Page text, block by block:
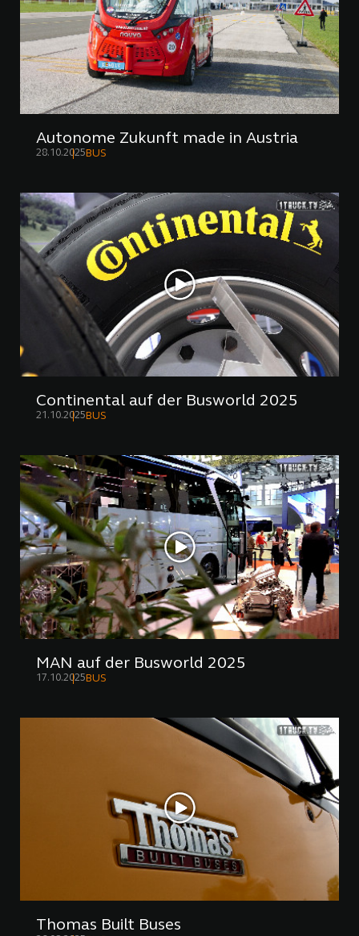
Autonome Zukunft made in Austria
28.10.2025 BUS
Continental auf der Busworld 2025
21.10.2025 BUS
MAN auf der Busworld 2025
17.10.2025 BUS
Thomas Built Buses